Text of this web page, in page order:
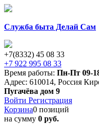
Служба быта Делай Сам
+7(8332) 45 08 33
+7 922 995 08 33
Время работы: Пн-Пт 09-
Адрес: 610014, Россия
Пугачёва дом 9
Войти Регистрация
Корзина0 позиций
на сумму 0 руб.